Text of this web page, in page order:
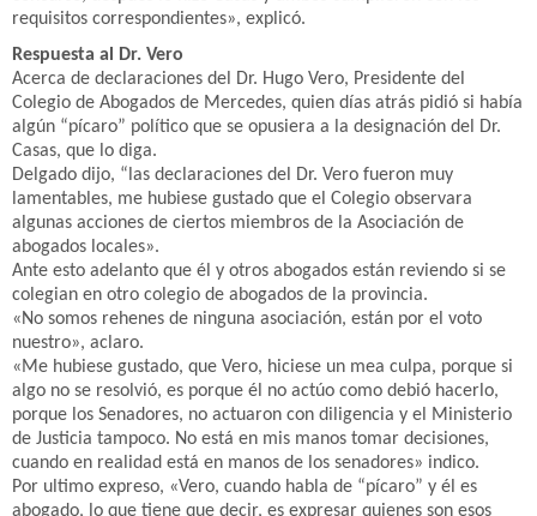
requisitos correspondientes», explicó.
Respuesta al Dr. Vero
Acerca de declaraciones del Dr. Hugo Vero, Presidente del
Colegio de Abogados de Mercedes, quien días atrás pidió si había
algún “pícaro” político que se opusiera a la designación del Dr.
Casas, que lo diga.
Delgado dijo, “las declaraciones del Dr. Vero fueron muy
lamentables, me hubiese gustado que el Colegio observara
algunas acciones de ciertos miembros de la Asociación de
abogados locales».
Ante esto adelanto que él y otros abogados están reviendo si se
colegian en otro colegio de abogados de la provincia.
«No somos rehenes de ninguna asociación, están por el voto
nuestro», aclaro.
«Me hubiese gustado, que Vero, hiciese un mea culpa, porque si
algo no se resolvió, es porque él no actúo como debió hacerlo,
porque los Senadores, no actuaron con diligencia y el Ministerio
de Justicia tampoco. No está en mis manos tomar decisiones,
cuando en realidad está en manos de los senadores» indico.
Por ultimo expreso, «Vero, cuando habla de “pícaro” y él es
abogado, lo que tiene que decir, es expresar quienes son esos